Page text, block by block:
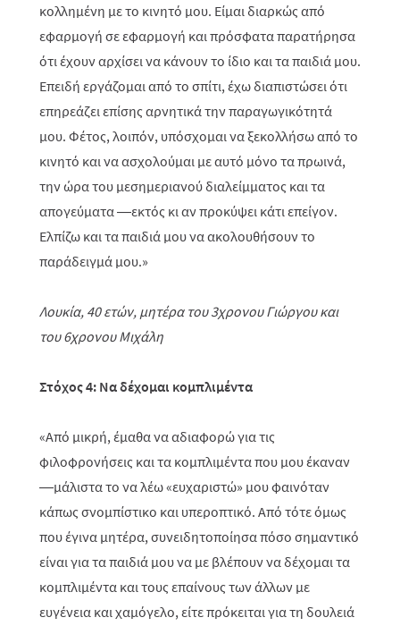
κολλημένη με το κινητό μου. Είμαι διαρκώς από
εφαρμογή σε εφαρμογή και πρόσφατα παρατήρησα
ότι έχουν αρχίσει να κάνουν το ίδιο και τα παιδιά μου.
Επειδή εργάζομαι από το σπίτι, έχω διαπιστώσει ότι
επηρεάζει επίσης αρνητικά την παραγωγικότητά
μου. Φέτος, λοιπόν, υπόσχομαι να ξεκολλήσω από το
κινητό και να ασχολούμαι με αυτό μόνο τα πρωινά,
την ώρα του μεσημεριανού διαλείμματος και τα
απογεύματα —εκτός κι αν προκύψει κάτι επείγον.
Ελπίζω και τα παιδιά μου να ακολουθήσουν το
παράδειγμά μου.»
Λουκία, 40 ετών, μητέρα του 3χρονου Γιώργου και
του 6χρονου Μιχάλη
Στόχος 4: Να δέχομαι κομπλιμέντα
«Από μικρή, έμαθα να αδιαφορώ για τις
φιλοφρονήσεις και τα κομπλιμέντα που μου έκαναν
—μάλιστα το να λέω «ευχαριστώ» μου φαινόταν
κάπως σνομπίστικο και υπεροπτικό. Από τότε όμως
που έγινα μητέρα, συνειδητοποίησα πόσο σημαντικό
είναι για τα παιδιά μου να με βλέπουν να δέχομαι τα
κομπλιμέντα και τους επαίνους των άλλων με
ευγένεια και χαμόγελο, είτε πρόκειται για τη δουλειά